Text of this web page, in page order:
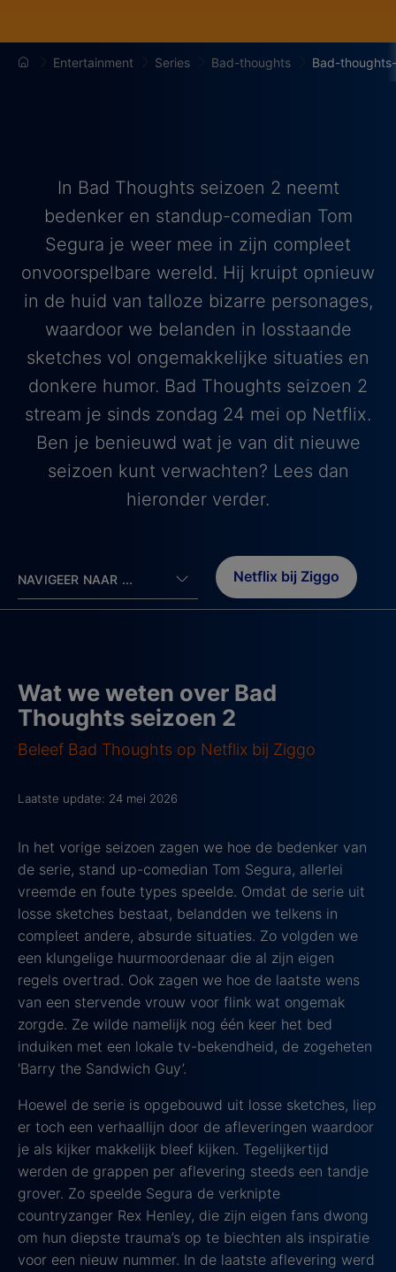
Entertainment Series Bad-thoughts Bad-
In Bad Thoughts seizoen 2 neemt
bedenker en standup-comedian Tom
Segura je weer mee in zijn compleet
onvoorspelbare wereld. Hij kruipt opnieuw
in de huid van talloze bizarre personages,
waardoor we belanden in losstaande
sketches vol ongemakkelijke situaties en
donkere humor. Bad Thoughts seizoen 2
stream je sinds zondag 24 mei op Netflix.
Ben je benieuwd wat je van dit nieuwe
seizoen kunt verwachten? Lees dan
hieronder verder.
NAVIGEER NAAR ... Netflix bij Ziggo
Wat we weten over Bad
Thoughts seizoen 2
Beleef Bad Thoughts op Netflix bij Ziggo
Laatste update: 24 mei 2026
In het vorige seizoen zagen we hoe de bedenker van
de serie, stand up-comedian Tom Segura, allerlei
vreemde en foute types speelde. Omdat de serie uit
losse sketches bestaat, belandden we telkens in
compleet andere, absurde situaties. Zo volgden we
een klungelige huurmoordenaar die al zijn eigen
regels overtrad. Ook zagen we hoe de laatste wens
van een stervende vrouw voor flink wat ongemak
zorgde. Ze wilde namelijk nog één keer het bed
induiken met een lokale tv-bekendheid, de zogeheten
'Barry the Sandwich Guy’.
Hoewel de serie is opgebouwd uit losse sketches, liep
er toch een verhaallijn door de afleveringen waardoor
je als kijker makkelijk bleef kijken. Tegelijkertijd
werden de grappen per aflevering steeds een tandje
grover. Zo speelde Segura de verknipte
countryzanger Rex Henley, die zijn eigen fans dwong
om hun diepste trauma’s op te biechten als inspiratie
voor een nieuw nummer. In de laatste aflevering werd